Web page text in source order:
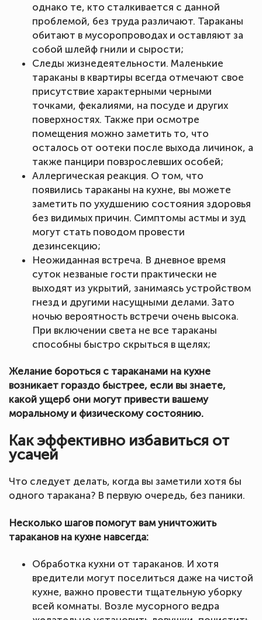
однако те, кто сталкивается с данной
проблемой, без труда различают. Тараканы
обитают в мусоропроводах и оставляют за
собой шлейф гнили и сырости;
Следы жизнедеятельности. Маленькие
тараканы в квартиры всегда отмечают свое
присутствие характерными черными
точками, фекалиями, на посуде и других
поверхностях. Также при осмотре
помещения можно заметить то, что
осталось от оотеки после выхода личинок, а
также панцири повзрослевших особей;
Аллергическая реакция. О том, что
появились тараканы на кухне, вы можете
заметить по ухудшению состояния здоровья
без видимых причин. Симптомы астмы и зуд
могут стать поводом провести
дезинсекцию;
Неожиданная встреча. В дневное время
суток незваные гости практически не
выходят из укрытий, занимаясь устройством
гнезд и другими насущными делами. Зато
ночью вероятность встречи очень высока.
При включении света не все тараканы
способны быстро скрыться в щелях;
Желание бороться с тараканами на кухне
возникает гораздо быстрее, если вы знаете,
какой ущерб они могут привести вашему
моральному и физическому состоянию.
Как эффективно избавиться от
усачей
Что следует делать, когда вы заметили хотя бы
одного таракана? В первую очередь, без паники.
Несколько шагов помогут вам уничтожить
тараканов на кухне навсегда:
Обработка кухни от тараканов. И хотя
вредители могут поселиться даже на чистой
кухне, важно провести тщательную уборку
всей комнаты. Возле мусорного ведра